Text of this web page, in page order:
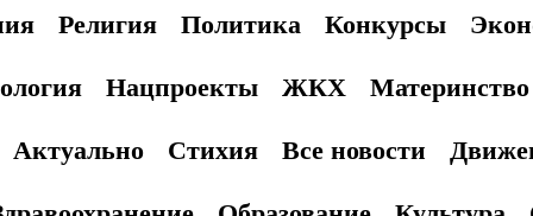
Религия Политика Конкурсы
Нацпроекты ЖКХ
Актуально
Стихия Все новости